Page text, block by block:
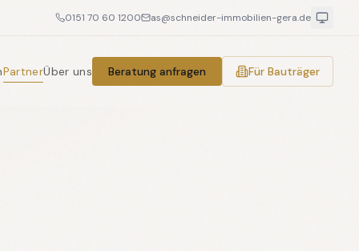
0151 70 60 1200 as@schneider-immobilien-gera.de
PartnerÜber uns Beratung anfragen Für Bauträger